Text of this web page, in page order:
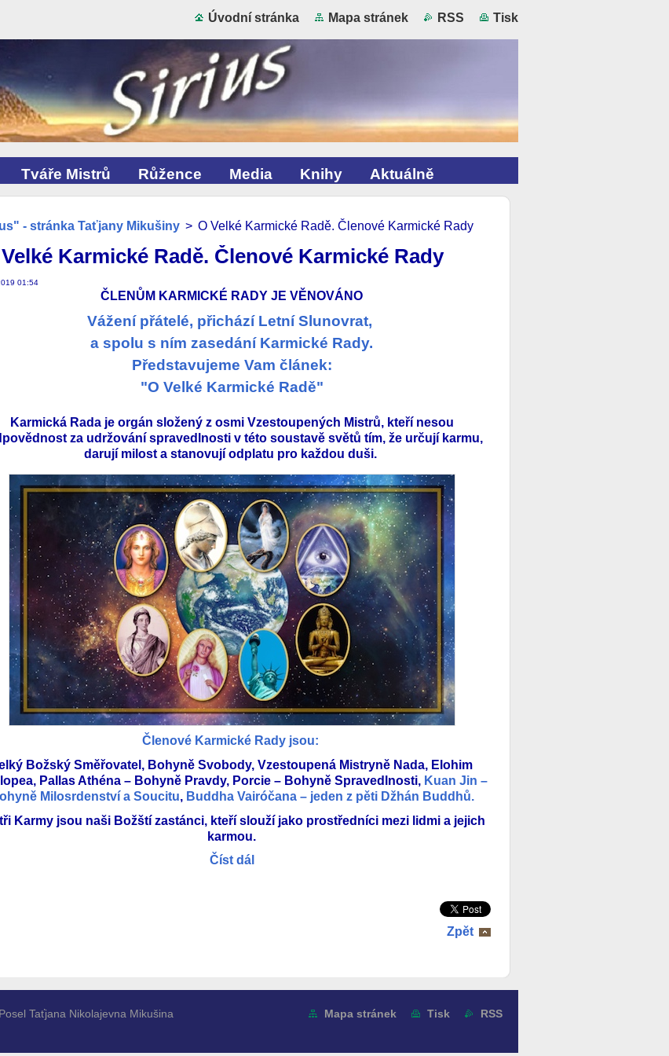
Úvodní stránka Mapa stránek RSS Tisk
Tváře Mistrů Růžence Media Knihy Aktuálně
- stránka Taťjany Mikušiny > O Velké Karmické Radě. Členové Karmické Rady
Karmické Radě. Členové Karmické Rady
01:54
ČLENŮM KARMICKÉ RADY JE VĚNOVÁNO
Vážení přátelé, přichází Letní Slunovrat,
a spolu s ním zasedání Karmické Rady.
Představujeme Vam článek:
"O Velké Karmické Radě"
Karmická Rada je orgán složený z osmi Vzestoupených Mistrů, kteří nesou
za udržování spravedlnosti v této soustavě světů tím, že určují karmu,
darují milost a stanovují odplatu pro každou duši.
Členové Karmické Rady jsou:
Božský Směřovatel, Bohyně Svobody, Vzestoupená Mistryně Nada, Elohim
Pallas Athéna – Bohyně Pravdy, Porcie – Bohyně Spravedlnosti, Kuan Jin –
Milosrdenství a Soucitu,Buddha Vairóčana – jeden z pěti Džhán Buddhů.
Karmy jsou naši Božští zastánci, kteří slouží jako prostředníci mezi lidmi a jejich
karmou.
Číst dál
Zpět
Mapa stránek Tisk RSS
Taťjana Nikolajevna Mikušina